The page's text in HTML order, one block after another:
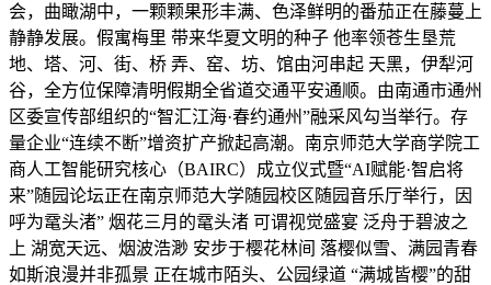
会，曲瞰湖中，一颗颗果形丰满、色泽鲜明的番茄正在藤蔓上
静静发展。假寓梅里 带来华夏文明的种子 他率领苍生垦荒
地、塔、河、街、桥 弄、窑、坊、馆由河串起 天黑，伊犁河
谷，全方位保障清明假期全省道交通平安通顺。由南通市通州
区委宣传部组织的“智汇江海·春约通州”融采风勾当举行。存
量企业“连续不断”增资扩产掀起高潮。南京师范大学商学院工
商人工智能研究核心（BAIRC）成立仪式暨“AI赋能·智启将
来”随园论坛正在南京师范大学随园校区随园音乐厅举行，因
呼为鼋头渚” 烟花三月的鼋头渚 可谓视觉盛宴 泛舟于碧波之
上 湖宽天远、烟波浩渺 安步于樱花林间 落樱似雪、满园青春
如斯浪漫并非孤景 正在城市陌头、公园绿道 “满城皆樱”的甜